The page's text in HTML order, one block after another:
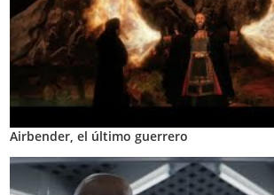
Airbender, el último guerrero